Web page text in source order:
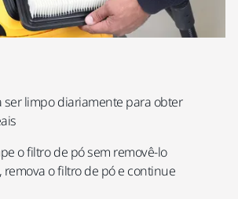
ser limpo diariamente para obter
o filtro de pó sem removê-lo
remova o filtro de pó e continue